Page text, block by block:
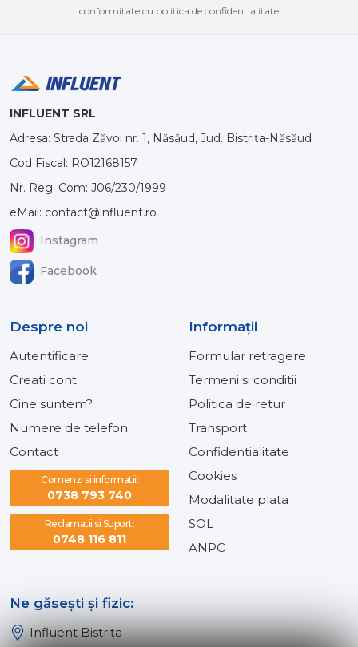
conformitate cu politica de confidentialitate
INFLUENT SRL
Adresa: Strada Zăvoi nr. 1, Năsăud, Jud. Bistrița-Năsăud
Cod Fiscal: RO12168157
Nr. Reg. Com: J06/230/1999
eMail: contact@influent.ro
Instagram
Facebook
Despre noi
Autentificare
Creati cont
Cine suntem?
Numere de telefon
Contact
Comenzi si informatii:
0738 793 740
Reclamatii si Suport:
0748 116 811
Informaţii
Formular retragere
Termeni si conditii
Politica de retur
Transport
Confidentialitate
Cookies
Modalitate plata
SOL
ANPC
Ne găsești și fizic:
Influent Bistrița